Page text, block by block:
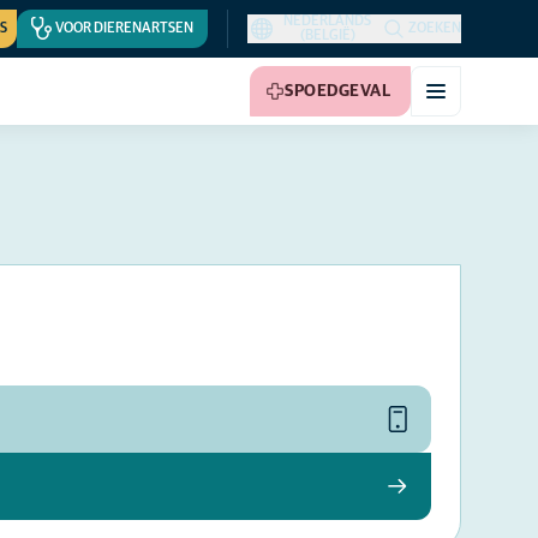
VOOR DIERENARTSEN
NEDERLANDS
(BELGIË)
ZOEKEN
SPOEDGEVAL